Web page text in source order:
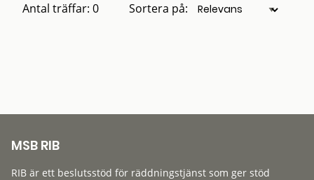
Antal träffar: 0 Sortera på:
MSB RIB
RIB är ett beslutsstöd för räddningstjänst som ger stöd